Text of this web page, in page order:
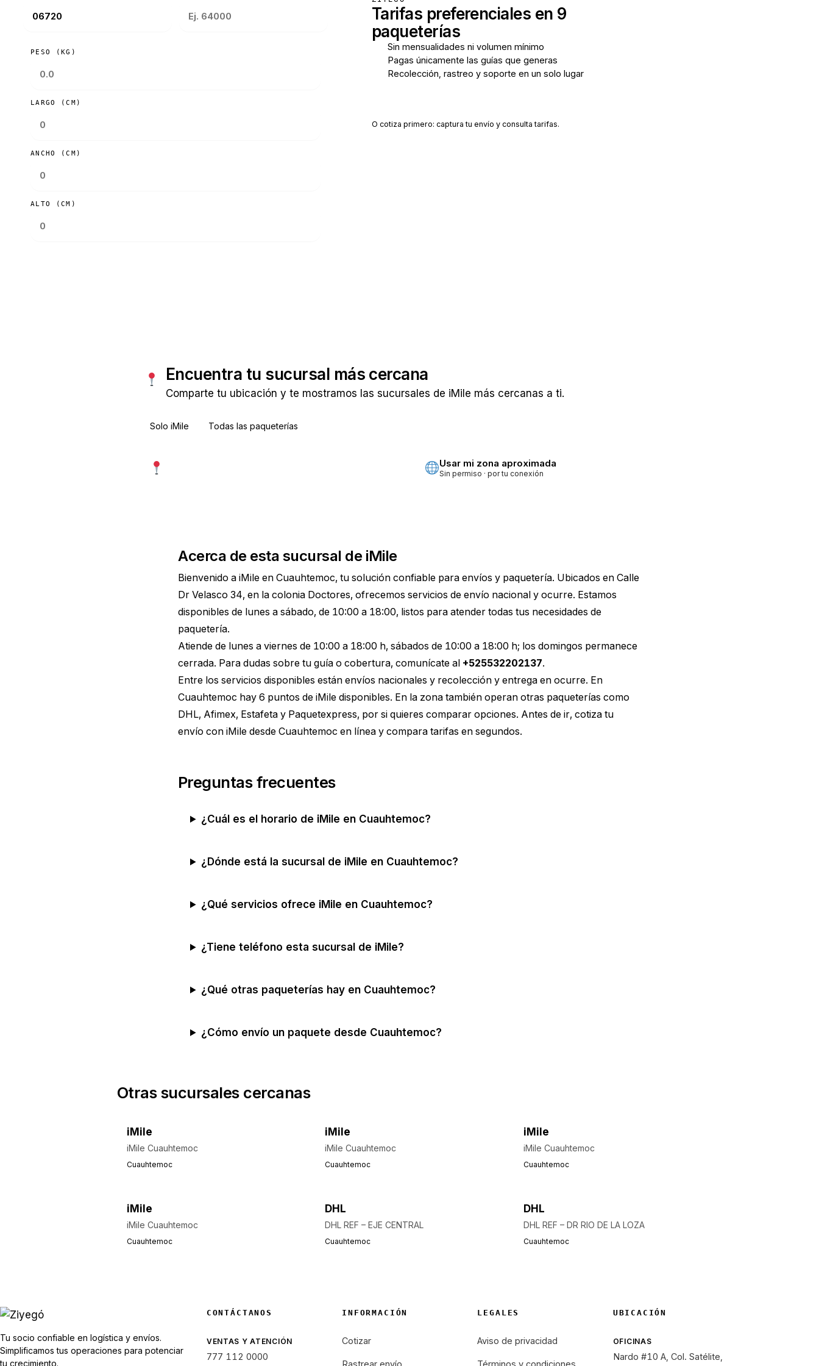
PESO (KG)
LARGO (CM)
ANCHO (CM)
ALTO (CM)
Tarifas preferenciales en 9
paqueterías
Sin mensualidades ni volumen mínimo
Pagas únicamente las guías que generas
Recolección, rastreo y soporte en un solo lugar
O cotiza primero: captura tu envío y consulta tarifas.
Encuentra tu sucursal más cercana
Comparte tu ubicación y te mostramos las sucursales de iMile más cercanas a ti.
Solo iMile Todas las paqueterías
Usar mi zona aproximada
Sin permiso · por tu conexión
Acerca de esta sucursal de iMile
Bienvenido a iMile en Cuauhtemoc, tu solución confiable para envíos y paquetería. Ubicados en Calle
Dr Velasco 34, en la colonia Doctores, ofrecemos servicios de envío nacional y ocurre. Estamos
disponibles de lunes a sábado, de 10:00 a 18:00, listos para atender todas tus necesidades de
paquetería.
Atiende de lunes a viernes de 10:00 a 18:00 h, sábados de 10:00 a 18:00 h; los domingos permanece
cerrada. Para dudas sobre tu guía o cobertura, comunícate al +525532202137.
Entre los servicios disponibles están envíos nacionales y recolección y entrega en ocurre. En
Cuauhtemoc hay 6 puntos de iMile disponibles. En la zona también operan otras paqueterías como
DHL, Afimex, Estafeta y Paquetexpress, por si quieres comparar opciones. Antes de ir, cotiza tu
envío con iMile desde Cuauhtemoc en línea y compara tarifas en segundos.
Preguntas frecuentes
¿Cuál es el horario de iMile en Cuauhtemoc?
¿Dónde está la sucursal de iMile en Cuauhtemoc?
¿Qué servicios ofrece iMile en Cuauhtemoc?
¿Tiene teléfono esta sucursal de iMile?
¿Qué otras paqueterías hay en Cuauhtemoc?
¿Cómo envío un paquete desde Cuauhtemoc?
Otras sucursales cercanas
iMile
iMile Cuauhtemoc
Cuauhtemoc
iMile
iMile Cuauhtemoc
Cuauhtemoc
iMile
iMile Cuauhtemoc
Cuauhtemoc
iMile
iMile Cuauhtemoc
Cuauhtemoc
DHL
DHL REF – EJE CENTRAL
Cuauhtemoc
DHL
DHL REF – DR RIO DE LA LOZA
Cuauhtemoc
Tu socio confiable en logística y envíos.
Simplificamos tus operaciones para potenciar
tu crecimiento.
CONTÁCTANOS
VENTAS Y ATENCIÓN
777 112 0000
INFORMACIÓN
Cotizar
Rastrear envío
LEGALES
Aviso de privacidad
Términos y condiciones
UBICACIÓN
OFICINAS
Nardo #10 A, Col. Satélite,